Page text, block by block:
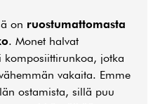
on ruostumattomasta
. Monet halvat
komposiittirunkoa, jotka
vakaita. Emme
ostamista, sillä puu